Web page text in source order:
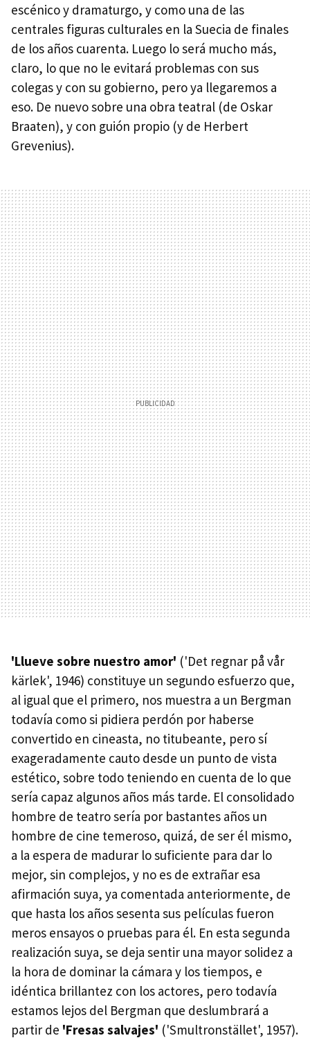
escénico y dramaturgo, y como una de las
centrales figuras culturales en la Suecia de finales
de los años cuarenta. Luego lo será mucho más,
claro, lo que no le evitará problemas con sus
colegas y con su gobierno, pero ya llegaremos a
eso. De nuevo sobre una obra teatral (de Oskar
Braaten), y con guión propio (y de Herbert
Grevenius).
'Llueve sobre nuestro amor' ('Det regnar på vår
kärlek', 1946) constituye un segundo esfuerzo que,
al igual que el primero, nos muestra a un Bergman
todavía como si pidiera perdón por haberse
convertido en cineasta, no titubeante, pero sí
exageradamente cauto desde un punto de vista
estético, sobre todo teniendo en cuenta de lo que
sería capaz algunos años más tarde. El consolidado
hombre de teatro sería por bastantes años un
hombre de cine temeroso, quizá, de ser él mismo,
a la espera de madurar lo suficiente para dar lo
mejor, sin complejos, y no es de extrañar esa
afirmación suya, ya comentada anteriormente, de
que hasta los años sesenta sus películas fueron
meros ensayos o pruebas para él. En esta segunda
realización suya, se deja sentir una mayor solidez a
la hora de dominar la cámara y los tiempos, e
idéntica brillantez con los actores, pero todavía
estamos lejos del Bergman que deslumbrará a
partir de 'Fresas salvajes' ('Smultronstället', 1957).